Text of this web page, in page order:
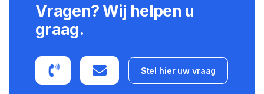
Vragen? Wij helpen u
graag.
Stel hier uw vraag